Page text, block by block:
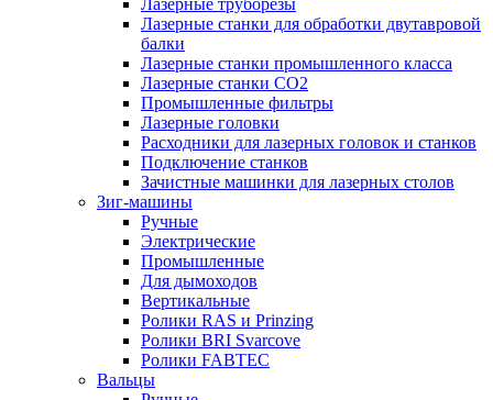
Лазерные труборезы
Лазерные станки для обработки двутавровой
балки
Лазерные станки промышленного класса
Лазерные станки CO2
Промышленные фильтры
Лазерные головки
Расходники для лазерных головок и станков
Подключение станков
Зачистные машинки для лазерных столов
Зиг-машины
Ручные
Электрические
Промышленные
Для дымоходов
Вертикальные
Ролики RAS и Prinzing
Ролики BRI Svarcove
Ролики FABTEC
Вальцы